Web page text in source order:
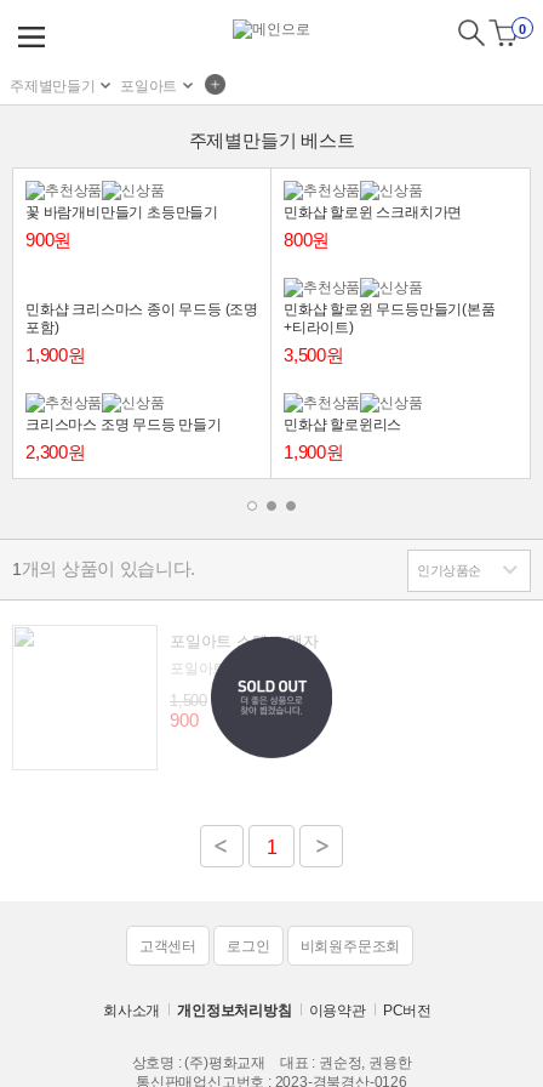
0
주제별만들기 포일아트
주제별만들기 베스트
꽃 바람개비만들기 초등만들기
900원
민화샵 할로윈 스크래치가면
800원
민화샵 크리스마스 종이 무드등 (조명
포함)
1,900원
민화샵 할로윈 무드등만들기(본품
+티라이트)
3,500원
크리스마스 조명 무드등 만들기
2,300원
민화샵 할로윈리스
1,900원
1 개의 상품이 있습니다.
포일아트 스탠드 액자
포일아트 스탠드 액자
1,500
900
1
고객센터 로그인 비회원주문조회
회사소개 개인정보처리방침 이용약관 PC버전
상호명 : (주)평화교재
대표 : 권순정, 권용한
통신판매업신고번호 : 2023-경북경산-0126